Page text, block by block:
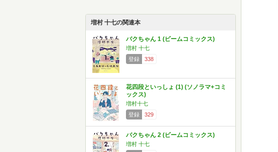
増村 十七の関連本
バクちゃん 1 (ビームコミックス)
増村 十七
登録
338
花四段といっしょ (1) (ソノラマ+コミ
ックス)
増村十七
登録
329
バクちゃん 2 (ビームコミックス)
増村 十七